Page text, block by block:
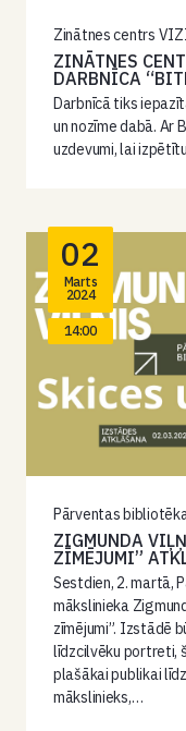
Zinātnes centrs
ZINĀTNES
DARBNĪCA
Darbnīcā tiks
un nozīme dabā. Ar
uzdevumi, lai
02
Marts
2024
14:00
Pārventas
ZIGMUNDA
ZĪMĒJUMI”
Sestdien, 2. martā,
mākslinieka
zīmējumi”. Izstādē
līdzcilvēku portreti,
plašākai publikai
mākslinieks,…